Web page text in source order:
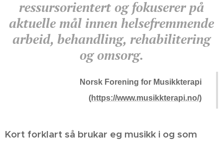
ressursorientert og fokuserer på
aktuelle mål innen helsefremmende
arbeid, behandling, rehabilitering
og omsorg.
Norsk Forening for Musikkterapi
(https://www.musikkterapi.no/)
Kort forklart så brukar eg musikk i og som